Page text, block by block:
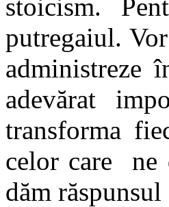
stoicism.
putregaiul.
administreze
adevărat
transforma
celor care ne
dăm